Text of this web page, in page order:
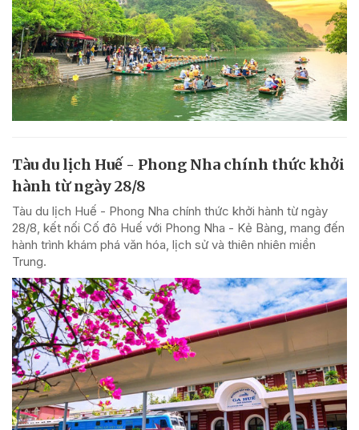
Tàu du lịch Huế - Phong Nha chính thức khởi
hành từ ngày 28/8
Tàu du lịch Huế - Phong Nha chính thức khởi hành từ ngày
28/8, kết nối Cố đô Huế với Phong Nha - Kẻ Bàng, mang đến
hành trình khám phá văn hóa, lịch sử và thiên nhiên miền
Trung.